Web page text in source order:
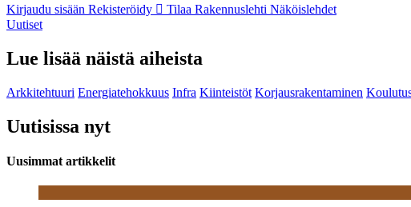
Kirjaudu sisään Rekisteröidy Tilaa Rakennuslehti Näköislehdet
Uutiset
Lue lisää näistä aiheista
Arkkitehtuuri Energiatehokkuus Infra Kiinteistöt Korjausrakentaminen
Uutisissa nyt
Uusimmat artikkelit